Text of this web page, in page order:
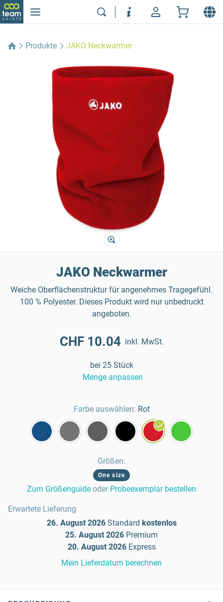
Produkte JAKO Neckwarmer
JAKO Neckwarmer
Weiche Oberflächenstruktur für angenehmes Tragegefühl.
100 % Polyester. Dieses Produkt wird nur unbedruckt
angeboten.
CHF 10.04 inkl. MwSt.
bei 25 Stück
Menge anpassen
Farbe auswählen: Rot
Größen:
One size
Zum Größenguide oder Probeexemplar bestellen
Erwartete Lieferung
26. August 2026 Standard kostenlos
25. August 2026 Premium
20. August 2026 Express
Mein Lieferdatum berechnen